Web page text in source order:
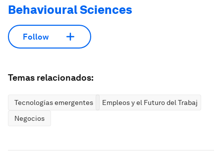
Behavioural Sciences
Follow
Temas relacionados:
Tecnologías emergentes
Empleos y el Futuro del Trabajo
Negocios